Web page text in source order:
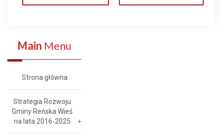
Main Menu
Strona główna
Strategia Rozwoju
Gminy Reńska Wieś
na lata 2016-2025